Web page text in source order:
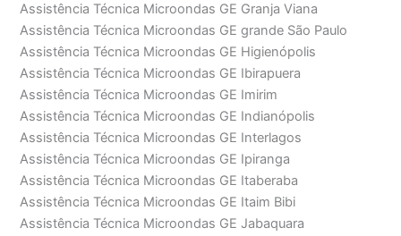
Assistência Técnica Microondas GE Granja Viana
Assistência Técnica Microondas GE grande São Paulo
Assistência Técnica Microondas GE Higienópolis
Assistência Técnica Microondas GE Ibirapuera
Assistência Técnica Microondas GE Imirim
Assistência Técnica Microondas GE Indianópolis
Assistência Técnica Microondas GE Interlagos
Assistência Técnica Microondas GE Ipiranga
Assistência Técnica Microondas GE Itaberaba
Assistência Técnica Microondas GE Itaim Bibi
Assistência Técnica Microondas GE Jabaquara